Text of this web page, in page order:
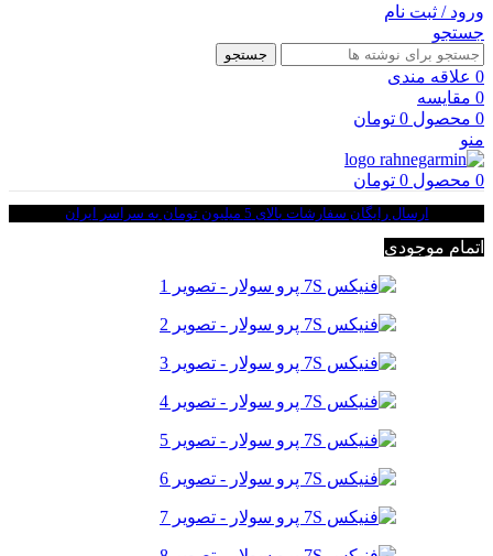
ورود / ثبت نام
جستجو
جستجو
0 علاقه مندی
0 مقایسه
0 محصول 0 تومان
منو
0 محصول 0 تومان
ارسال رایگان سفارشات بالای 5 میلیون تومان به سراسر ایران
اتمام موجودی